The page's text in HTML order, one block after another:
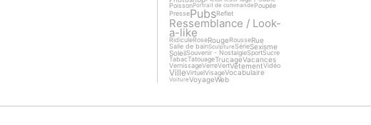
PoissonPortrait de commande Poupée
PressePubsReflet
Ressemblance / Look-
a-like
RidiculeRoseRougeRousseRue
Salle de bainSculptureSérieSexisme
SoleilSouvenir - NostalgieSportSucre
TabacTatouageTrucageVacances
VernissageVerreVertVêtementVidéo
VilleVirtuelVisageVocabulaire
VoitureVoyageWeb